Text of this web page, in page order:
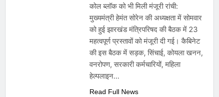
कोल ब्लॉक को भी मिली मंजूरी रांची:
मुख्यमंत्री हेमंत सोरेन की अध्यक्षता में सोमवार
को हुई झारखंड मंत्रिपरिषद की बैठक में 23
महत्वपूर्ण प्रस्तावों को मंजूरी दी गई। कैबिनेट
की इस बैठक में सड़क, सिंचाई, कोयला खनन,
वनरोपण, सरकारी कर्मचारियों, महिला
हेल्पलाइन…
Read Full News